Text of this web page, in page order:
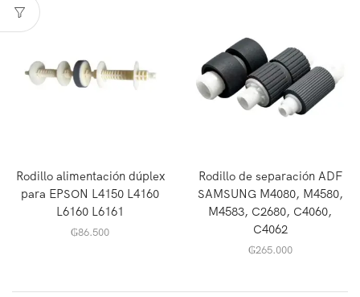
Rodillo alimentación dúplex
para EPSON L4150 L4160
L6160 L6161
₲86.500
Rodillo de separación ADF
SAMSUNG M4080, M4580,
M4583, C2680, C4060,
C4062
₲265.000